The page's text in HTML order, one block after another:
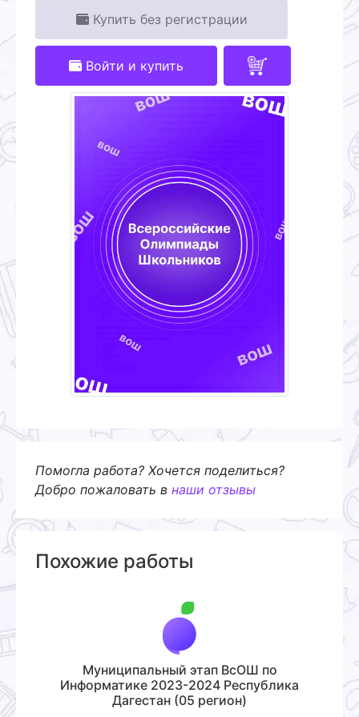
Купить без регистрации
Войти и купить
Помогла работа? Хочется поделиться?
Добро пожаловать в наши отзывы
Похожие работы
Муниципальный этап ВсОШ по
Информатике 2023-2024 Республика
Дагестан (05 регион)